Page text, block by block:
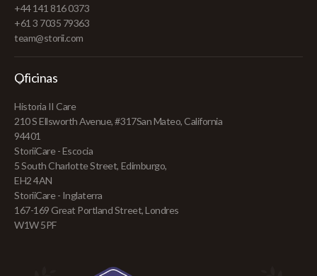
+44 141 816 0373
+61 3 7035 79363
team@storii.com
Oficinas
Historia II Care
210 S Ellsworth Avenue, #317San Mateo, California
94401
StoriiCare - Escocia
5 South Charlotte Street, Edimburgo,
EH2 4AN
StoriiCare - Inglaterra
167-169 Great Portland Street, Londres
W1W 5PF